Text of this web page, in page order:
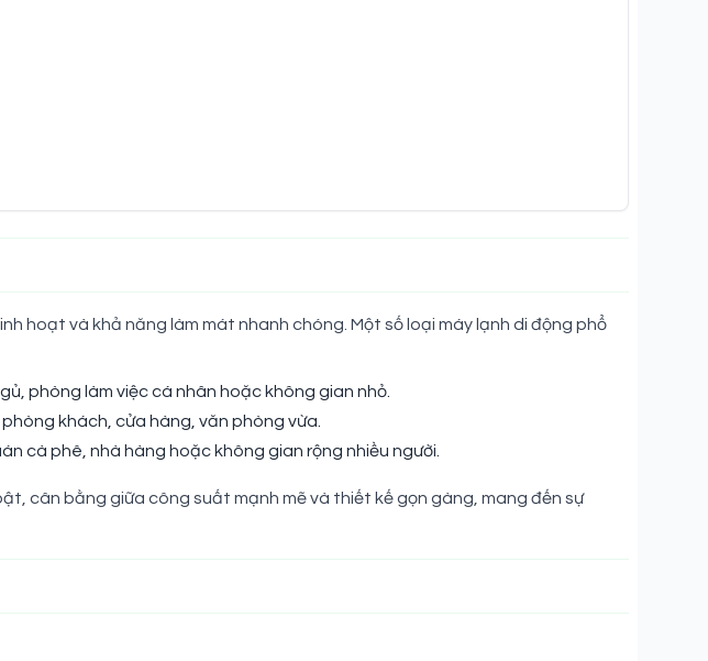
hoạt và khả năng làm mát nhanh chóng. Một số loại máy lạnh di động phổ
phòng làm việc cá nhân hoặc không gian nhỏ.
phòng khách, cửa hàng, văn phòng vừa.
cà phê, nhà hàng hoặc không gian rộng nhiều người.
cân bằng giữa công suất mạnh mẽ và thiết kế gọn gàng, mang đến sự